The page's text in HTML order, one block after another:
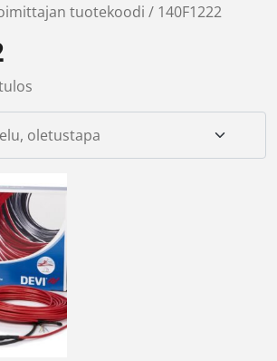
tuotekoodi / 140F1222